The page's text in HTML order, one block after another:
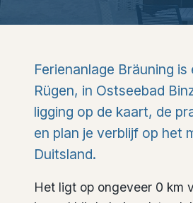
Ferienanlage Bräuning
Rügen, in Ostseebad
ligging op de kaart, de
en plan je verblijf op het
Duitsland.
Het ligt op ongeveer 0 km